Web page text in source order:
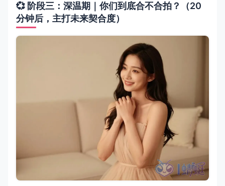
💞 阶段三：深温期｜你们到底合不合拍？（20
分钟后，主打未来契合度）